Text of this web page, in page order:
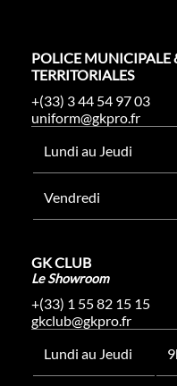
POLICE MUNICIPALE
TERRITORIALES
+(33) 3 44 54 97 03
uniform@gkpro.fr
Lundi au Jeudi
Vendredi
GK CLUB
Le Showroom
+(33) 1 55 82 15 15
gkclub@gkpro.fr
Lundi au Jeudi